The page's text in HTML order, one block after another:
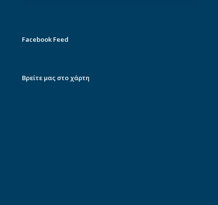
Facebook Feed
Βρείτε μας στο χάρτη